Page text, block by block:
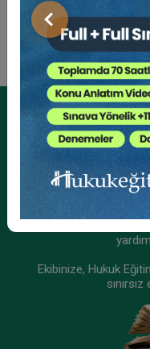
Önceki
Ekibinize, Hukuk